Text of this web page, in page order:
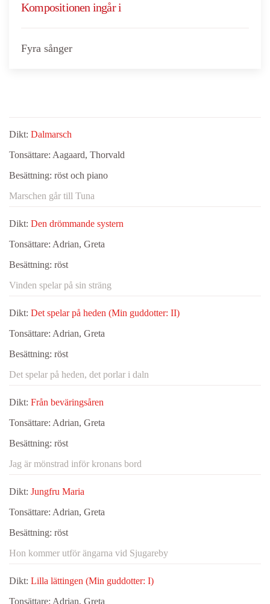
Kompositionen ingår i
Fyra sånger
Dikt: Dalmarsch
Tonsättare: Aagaard, Thorvald
Besättning: röst och piano
Marschen går till Tuna
Dikt: Den drömmande systern
Tonsättare: Adrian, Greta
Besättning: röst
Vinden spelar på sin sträng
Dikt: Det spelar på heden (Min guddotter: II)
Tonsättare: Adrian, Greta
Besättning: röst
Det spelar på heden, det porlar i daln
Dikt: Från beväringsåren
Tonsättare: Adrian, Greta
Besättning: röst
Jag är mönstrad inför kronans bord
Dikt: Jungfru Maria
Tonsättare: Adrian, Greta
Besättning: röst
Hon kommer utför ängarna vid Sjugareby
Dikt: Lilla lättingen (Min guddotter: I)
Tonsättare: Adrian, Greta